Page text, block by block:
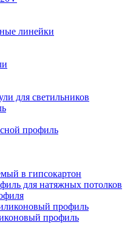
линейки
для светильников
профиль
в гипсокартон
для натяжных потолков
профиль